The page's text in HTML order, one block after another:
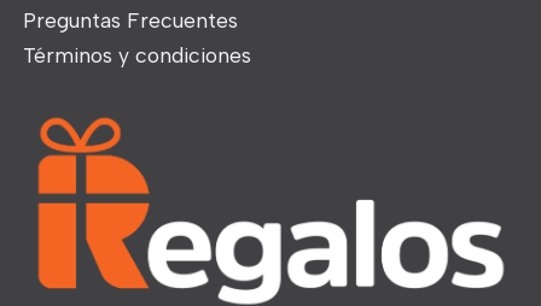
Preguntas Frecuentes
Términos y condiciones